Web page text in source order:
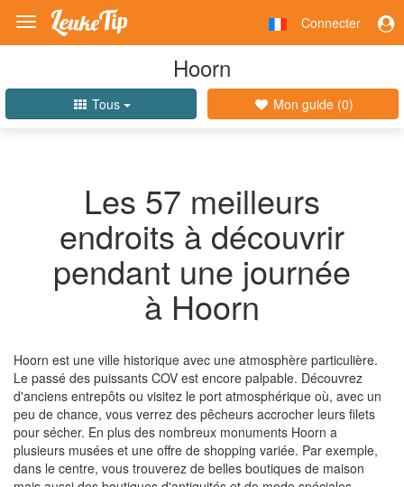
Toggle
navigation
Connecter
Hoorn
Tous Mon guide (0)
Les 57 meilleurs
endroits à découvrir
pendant une journée
à Hoorn
Hoorn est une ville historique avec une atmosphère particulière.
Le passé des puissants COV est encore palpable. Découvrez
d'anciens entrepôts ou visitez le port atmosphérique où, avec un
peu de chance, vous verrez des pêcheurs accrocher leurs filets
pour sécher. En plus des nombreux monuments Hoorn a
plusieurs musées et une offre de shopping variée. Par exemple,
dans le centre, vous trouverez de belles boutiques de maison